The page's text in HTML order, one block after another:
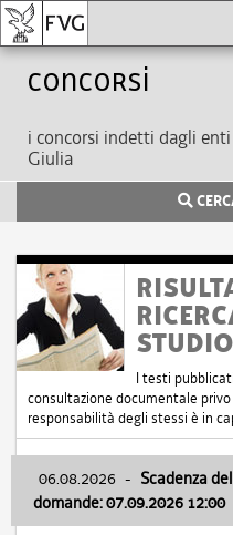
Concorsi
i concorsi indetti dagli
Giulia
STUDIO
I testi
consultazione documentale
responsabilità degli stessi è in
06.08.2026 - Scadenza
domande: 07.09.2026 12:00